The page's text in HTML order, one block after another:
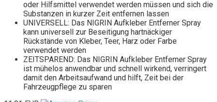
oder Hilfsmittel verwendet werden müssen und sich die
Substanzen in kurzer Zeit entfernen lassen
UNIVERSELL: Das NIGRIN Aufkleber Entferner Spray
kann universell zur Beseitigung hartnäckiger
Rückstände von Kleber, Teer, Harz oder Farbe
verwendet werden
ZEITSPAREND: Das NIGRIN Aufkleber Entferner Spray
ist mühelos anwendbar und schnell wirkend, verringert
damit den Arbeitsaufwand und hilft, Zeit bei der
Fahrzeugpflege zu sparen